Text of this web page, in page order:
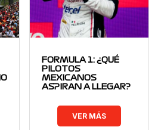
FORMULA 1: ¿QUÉ
PILOTOS
MEXICANOS
ASPIRAN A LLEGAR?
VER MÁS